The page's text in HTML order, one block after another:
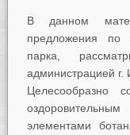
В данном
предложения по
парка,
администрацией г.
Целесообразно
элементами